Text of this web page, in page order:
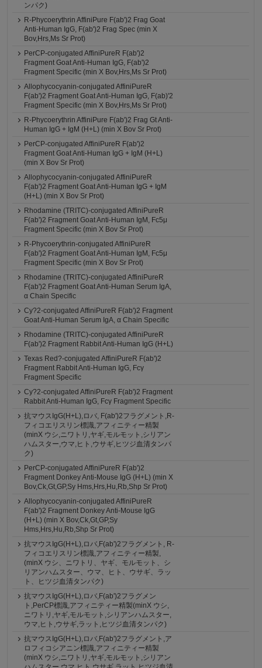
ンパク)
R-Phycoerythrin AffiniPure F(ab')2 Frag Goat
Anti-Human IgG, F(ab')2 Frag Spec (min X
Bov,Hrs,Ms Sr Prot)
PerCP-conjugated AffiniPureR F(ab')2
Fragment Goat Anti-Human IgG, F(ab')2
Fragment Specific (min X Bov,Hrs,Ms Sr Prot)
Allophycocyanin-conjugated AffiniPureR
F(ab')2 Fragment Goat Anti-Human IgG, F(ab)'2
Fragment Specific (min X Bov,Hrs,Ms Sr Prot)
R-Phycoerythrin AffiniPure F(ab')2 Frag Gt Anti-
Human IgG + IgM (H+L) (min X Bov Sr Prot)
PerCP-conjugated AffiniPureR F(ab')2
Fragment Goat Anti-Human IgG + IgM (H+L)
(min X Bov Sr Prot)
Allophycocyanin-conjugated AffiniPureR
F(ab')2 Fragment Goat Anti-Human IgG + IgM
(H+L) (min X Bov Sr Prot)
Rhodamine (TRITC)-conjugated AffiniPureR
F(ab')2 Fragment Goat Anti-Human IgM, Fc5μ
Fragment Specific (min X Bov Sr Prot)
R-Phycoerythrin-conjugated AffiniPureR
F(ab')2 Fragment Goat Anti-Human IgM, Fc5μ
Fragment Specific (min X Bov Sr Prot)
Rhodamine (TRITC)-conjugated AffiniPureR
F(ab')2 Fragment Goat Anti-Human Serum IgA,
α Chain Specific
Cy?2-conjugated AffiniPureR F(ab')2 Fragment
Goat Anti-Human Serum IgA, α Chain Specific
Rhodamine (TRITC)-conjugated AffiniPureR
F(ab')2 Fragment Rabbit Anti-Human IgG (H+L)
Texas Red?-conjugated AffiniPureR F(ab')2
Fragment Rabbit Anti-Human IgG, Fcγ
Fragment Specific
Cy?2-conjugated AffiniPureR F(ab')2 Fragment
Rabbit Anti-Human IgG, Fcγ Fragment Specific
抗マウスIgG(H+L),ロバ, F(ab')2フラグメント,R-
フィコエリスリン標識,アフィニティー精製
(minX ウシ,ニワトリ,ヤギ,モルモット,シリアン
ハムスター,ウマ,ヒト,ウサギ,ヒツジ血清タンパ
ク)
PerCP-conjugated AffiniPureR F(ab')2
Fragment Donkey Anti-Mouse IgG (H+L) (min X
Bov,Ck,Gt,GP,Sy Hms,Hrs,Hu,Rb,Shp Sr Prot)
Allophycocyanin-conjugated AffiniPureR
F(ab')2 Fragment Donkey Anti-Mouse IgG
(H+L) (min X Bov,Ck,Gt,GP,Sy
Hms,Hrs,Hu,Rb,Shp Sr Prot)
抗マウスIgG(H+L),ロバ,F(ab')2フラグメント, R-
フィコエリスリン標識,アフィニティー精製,
(minX ウシ、ニワトリ、ヤギ、モルモット、シ
リアンハムスター、ウマ、ヒト、ウサギ、ラッ
ト、ヒツジ血清タンパク)
抗マウスIgG(H+L),ロバ,F(ab')2フラグメン
ト,PerCP標識,アフィニティー精製(minX ウシ,
ニワトリ,ヤギ,モルモット,シリアンハムスター,
ウマ,ヒト,ウサギ,ラット,ヒツジ血清タンパク)
抗マウスIgG(H+L),ロバ,F(ab')2フラグメント,ア
ロフィコシアニン標識,アフィニティー精製
(minX ウシ,ニワトリ,ヤギ,モルモット,シリアン